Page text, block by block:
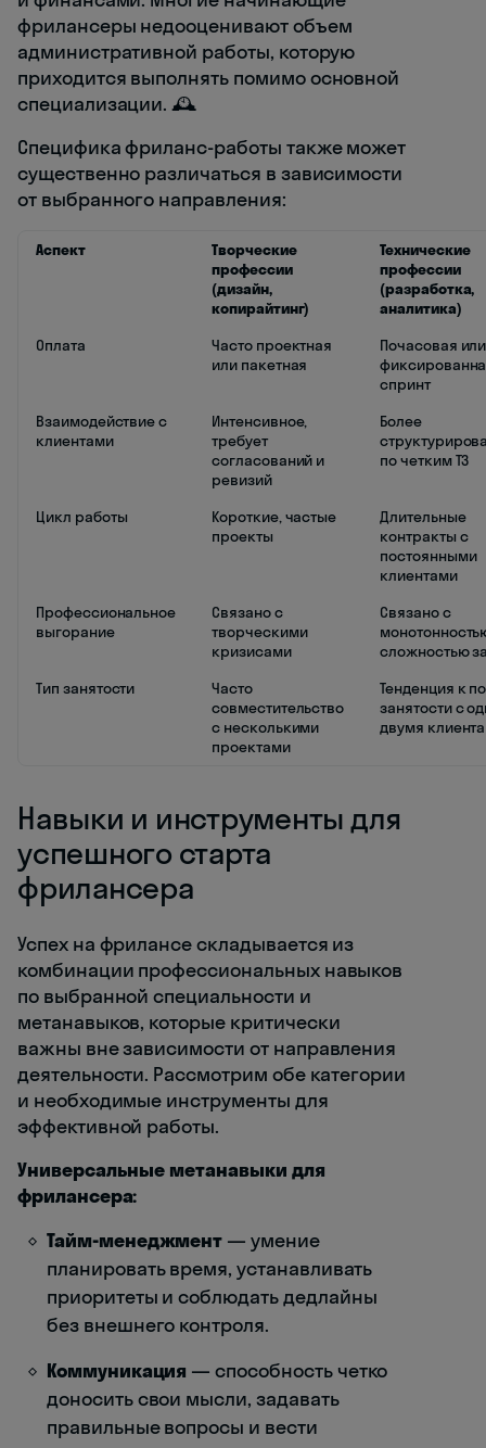
фрилансеры недооценивают объем
административной работы, которую
приходится выполнять помимо основной
специализации. 🕰️
Специфика фриланс-работы также может
существенно различаться в зависимости
от выбранного направления:
Аспект
Творческие
профессии
(дизайн,
копирайтинг)
Технические
профессии
(разработка,
аналитика)
Оплата
Часто проектная
или пакетная
Почасовая или
спринт
Взаимодействие с
клиентами
Интенсивное,
требует
согласований и
ревизий
Более
по четким ТЗ
Цикл работы
Короткие, частые
проекты
Длительные
контракты с
постоянными
клиентами
Профессиональное
выгорание
Связано с
творческими
кризисами
Связано с
сложностью
Тип занятости
Часто
совместительство
с несколькими
проектами
Тенденция к
занятости с
двумя
Навыки и инструменты для
успешного старта
фрилансера
Успех на фрилансе складывается из
комбинации профессиональных навыков
по выбранной специальности и
метанавыков, которые критически
важны вне зависимости от направления
деятельности. Рассмотрим обе категории
и необходимые инструменты для
эффективной работы.
Универсальные метанавыки для
фрилансера:
Тайм-менеджмент — умение
планировать время, устанавливать
приоритеты и соблюдать дедлайны
без внешнего контроля.
Коммуникация — способность четко
доносить свои мысли, задавать
правильные вопросы и вести